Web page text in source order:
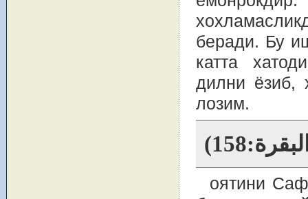
беради. Бу
катта
дилни ёзиб,
лозим.
оятини